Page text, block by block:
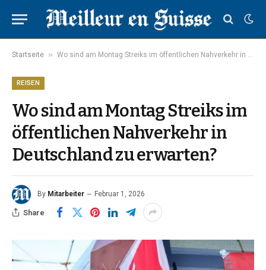
Startseite » Wo sind am Montag Streiks im öffentlichen Nahverkehr in Deutschland zu erwarten?
REISEN
Wo sind am Montag Streiks im
öffentlichen Nahverkehr in
Deutschland zu erwarten?
By Mitarbeiter Februar 1, 2026
Share